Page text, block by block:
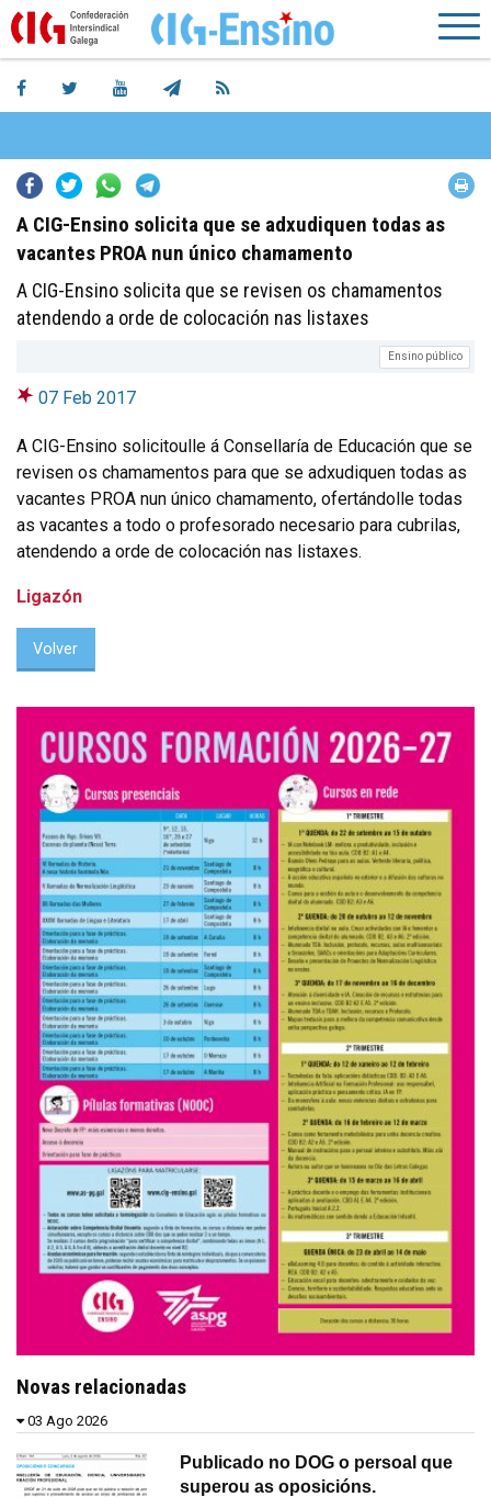
Facebook
TwitterWhatsapp
A CIG-Ensino solicita que se adxudiquen todas as
vacantes PROA nun único chamamento
A CIG-Ensino solicita que se revisen os chamamentos
atendendo a orde de colocación nas listaxes
Ensino público
07 Feb 2017
A CIG-Ensino solicitoulle á Consellaría de Educación que se
revisen os chamamentos para que se adxudiquen todas as
vacantes PROA nun único chamamento, ofertándolle todas
as vacantes a todo o profesorado necesario para cubrilas,
atendendo a orde de colocación nas listaxes.
Ligazón
Volver
Novas relacionadas
03 Ago 2026
Publicado no DOG o persoal que
superou as oposicións.